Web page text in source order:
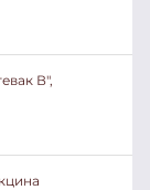
В",